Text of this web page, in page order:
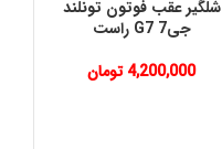
شلگير عقب فوتون تونلند
جی7 G7 راست
4,200,000 تومان